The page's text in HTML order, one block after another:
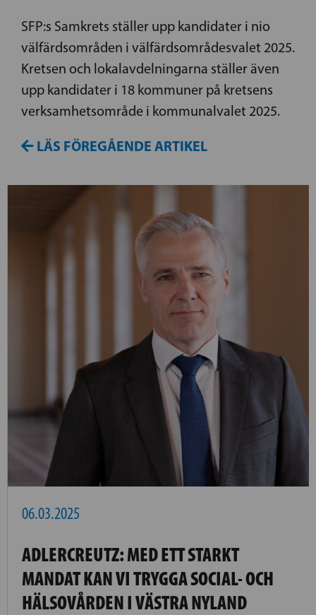
SFP:s Samkrets ställer upp kandidater i nio
välfärdsområden i välfärdsområdesvalet 2025.
Kretsen och lokalavdelningarna ställer även
upp kandidater i 18 kommuner på kretsens
verksamhetsområde i kommunalvalet 2025.
LÄS FÖREGÅENDE ARTIKEL
06.03.2025
ADLERCREUTZ: MED ETT STARKT
MANDAT KAN VI TRYGGA SOCIAL- OCH
HÄLSOVÅRDEN I VÄSTRA NYLAND